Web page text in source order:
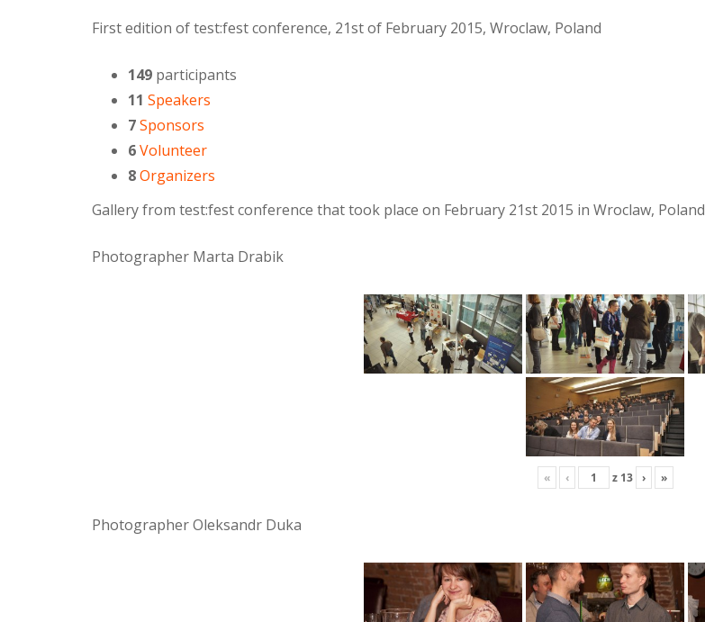
First edition of test:fest conference, 21st of February 2015, Wroclaw, Poland
149 participants
11 Speakers
7Sponsors
6Volunteer
8Organizers
Gallery from test:fest conference that took place on February 21st 2015 in Wroclaw, Poland
Photographer Marta Drabik
« ‹ z 13 › »
Photographer Oleksandr Duka